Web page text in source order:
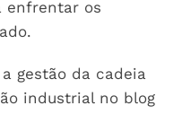
enfrentar os
gestão da cadeia
industrial no blog